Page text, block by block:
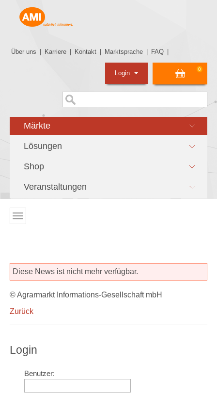
Über uns Karriere Kontakt Marktsprache FAQ
0
Login
Märkte
Lösungen
Shop
Veranstaltungen
Diese News ist nicht mehr verfügbar.
© Agrarmarkt Informations-Gesellschaft mbH
Zurück
Login
Benutzer: